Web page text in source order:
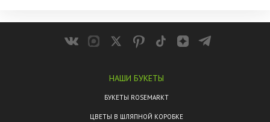
НАШИ БУКЕТЫ
БУКЕТЫ ROSEMARKT
ЦВЕТЫ В ШЛЯПНОЙ КОРОБКЕ